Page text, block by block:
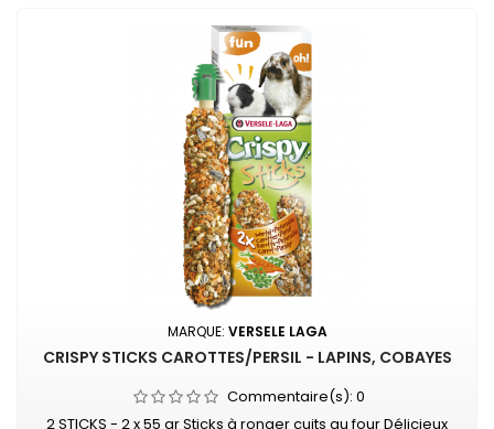
MARQUE: VERSELE LAGA
CRISPY STICKS CAROTTES/PERSIL - LAPINS, COBAYES
Commentaire(s): 0
2 STICKS - 2 x 55 gr Sticks à ronger cuits au four Délicieux